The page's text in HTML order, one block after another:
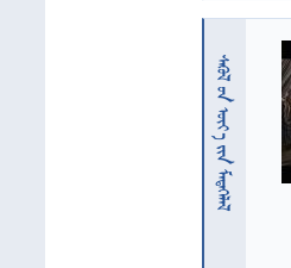
  